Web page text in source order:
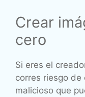
Crear
cero
Si eres el
corres riesgo de
malicioso que